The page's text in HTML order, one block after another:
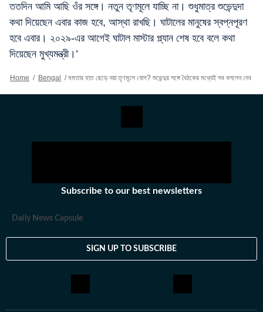
ততদিন আমি আছি ওঁর সঙ্গে। নতুন তৃণমূলে যাচ্ছি না। শুধুমাত্র শুভেন্দুদা
কথা দিয়েছেন এবার কাজ হবে, আস্থা রাখছি। ঘাটালের মানুষের স্বপ্নপূরণ
হবে এবার। ২০২৯-এর আগেই ঘাটাল মাস্টার প্ল্যান শেষ হবে বলে কথা
দিয়েছেন মুখ্যমন্ত্রী।’
Home / Bengal / মমতার হাত ছেড়ে নয়া তৃণমূলে যোগ? শুভেন্দুর সঙ্গে বৈঠকের মধ্যেই সব বললেন দেব
Subscribe to our best newsletters
Daily News Capsule
SIGN UP TO SUBSCRIBE